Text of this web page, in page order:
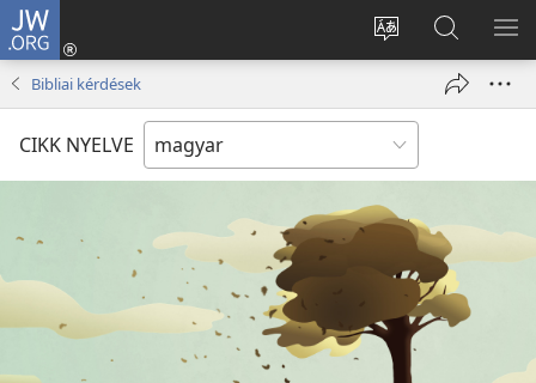
JW.ORG
Oldal
nyelvének
megváltoztatása
Bejelentkezés
(opens
Keresés
a jw.org
honlapon
Bibliai kérdések
CIKK NYELVE